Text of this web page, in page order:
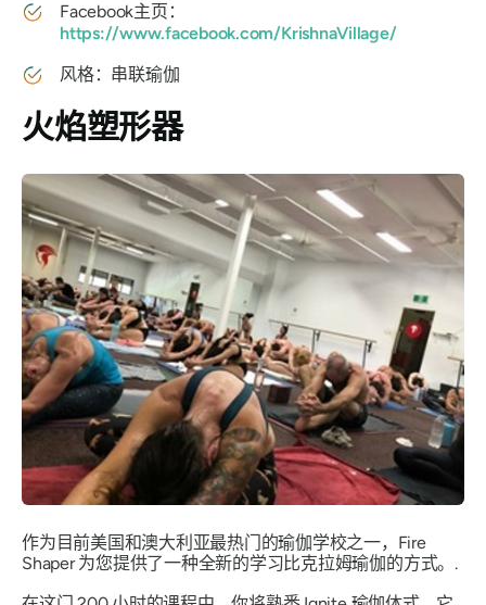
Facebook主页：
https://www.facebook.com/KrishnaVillage/
风格：串联瑜伽
火焰塑形器
作为目前美国和澳大利亚最热门的瑜伽学校之一，Fire
Shaper 为您提供了一种全新的学习比克拉姆瑜伽的方式。.